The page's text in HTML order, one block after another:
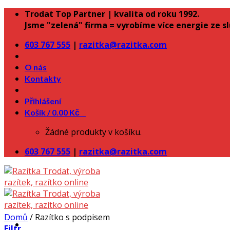
Skip Trodat Top Partner | kvalita od roku 1992.
Jsme "zelená" firma = vyrobíme více energie ze
603 767 555 | razitka@razitka.com
O nás
Kontakty
Přihlášení
Košík /0.00 Kč
Žádné produkty v košíku.
603 767 555 | razitka@razitka.com
Domů / Razítko s podpisem